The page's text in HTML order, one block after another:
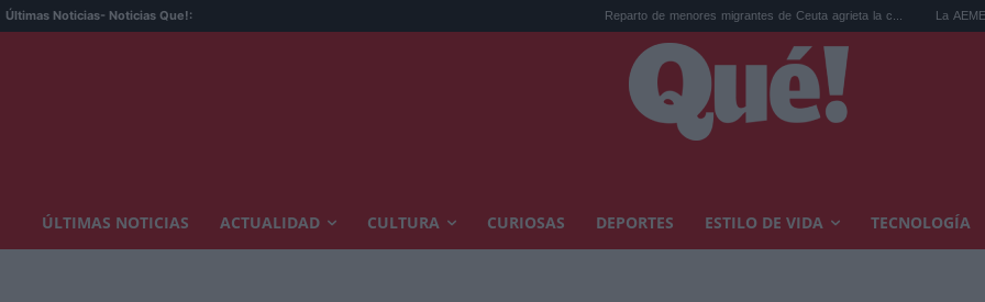
Últimas Noticias- Noticias Que!: Reparto de menores migrantes de Ceuta agrieta la c... La AEMET prepara una
ÚLTIMAS NOTICIAS ACTUALIDAD CULTURA CURIOSAS DEPORTES ESTILO DE VIDA TECNOLOGÍA